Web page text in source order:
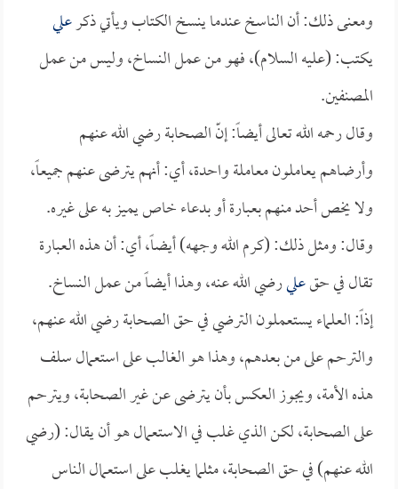
ومعنى ذلك: أن الناسخ عندما ينسخ الكتاب ويأتي ذكرعلي
يكتب: (عليه السلام)، فهو من عمل النساخ، وليس من عمل
المصنفين.
وقال رحمه الله تعالى أيضاً: إنّ الصحابة رضي الله عنهم
وأرضاهم يعاملون معاملة واحدة، أي: أنهم يترضى عنهم جميعاً،
ولا يخص أحد منهم بعبارة أو بدعاء خاص يميز به على غيره.
وقال: ومثل ذلك: (كرم الله وجهه) أيضاً، أي: أن هذه العبارة
تقال في حقعليرضي الله عنه، وهذا أيضاً من عمل النساخ.
إذاً: العلماء يستعملون الترضي في حق الصحابة رضي الله عنهم،
والترحم على من بعدهم، وهذا هو الغالب على استعمال سلف
هذه الأمة، ويجوز العكس بأن يترضى عن غير الصحابة، ويترحم
على الصحابة، لكن الذي غلب في الاستعمال هو أن يقال: (رضي
الله عنهم) في حق الصحابة، مثلما يغلب على استعمال الناس